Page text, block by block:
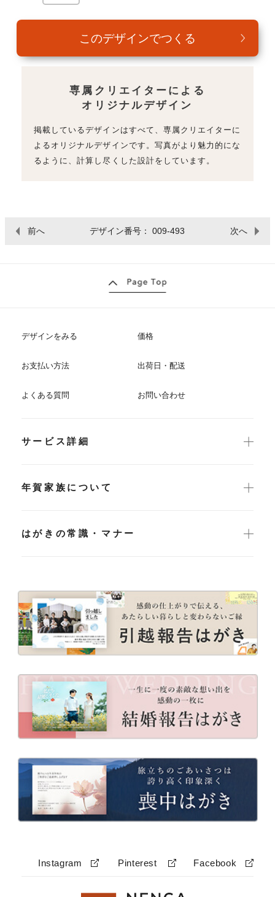
専属クリエイターによる
オリジナルデザイン
掲載しているデザインはすべて、専属クリエイターに
よるオリジナルデザインです。写真がより魅力的にな
るように、計算し尽くした設計をしています。
前へ デザイン番号： 009-493 次へ
デザインをみる 価格
お支払い方法 出荷日・配送
よくある質問 お問い合わせ
サービス詳細
年賀家族について
はがきの常識・マナー
Instagram Pinterest Facebook